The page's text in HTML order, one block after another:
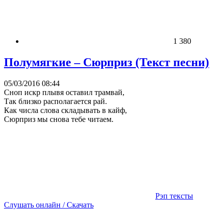
1 380
Полумягкие – Сюрприз (Текст песни)
05/03/2016 08:44
Сноп искр плывя оставил трамвай,
Так близко располагается рай.
Как числа слова складывать в кайф,
Сюрприз мы снова тебе читаем.
Рэп тексты
Слушать онлайн / Скачать